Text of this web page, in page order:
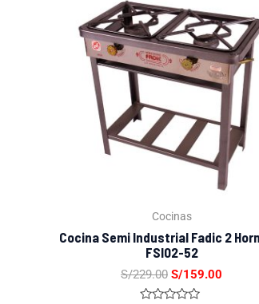
Cocinas
Cocina Semi Industrial Fadic 2
FSI02-52
S/229.00
original
era:
S/229.00.
S/159.00
es:
S/